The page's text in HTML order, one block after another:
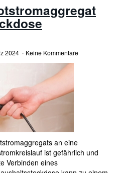
2024 Keine Kommentare
an eine
ist gefährlich und
Verbinden eines